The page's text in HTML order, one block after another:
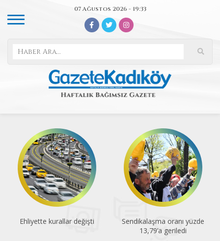
07 Ağustos 2026 - 19:33
Ehliyette kurallar değişti
Sendikalaşma oranı yüzde
13,79’a geriledi